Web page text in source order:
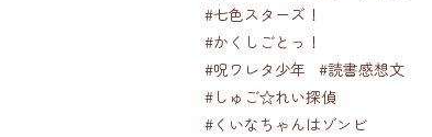
#七色スターズ！
#かくしごとっ！
#呪ワレタ少年
#読書感想文
#しゅご☆れい探偵
#くいなちゃんはゾンビ